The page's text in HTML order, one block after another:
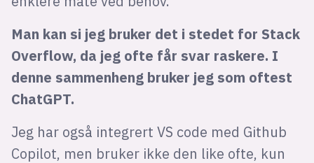
Man kan si jeg bruker det i stedet for Stack
Overflow, da jeg ofte får svar raskere. I
denne sammenheng bruker jeg som oftest
ChatGPT.
Jeg har også integrert VS code med Github
Copilot, men bruker ikke den like ofte, kun